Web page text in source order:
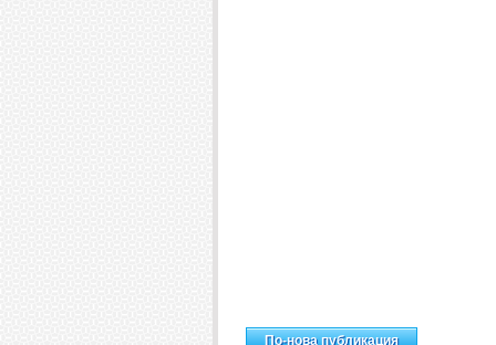
По-нова публикация